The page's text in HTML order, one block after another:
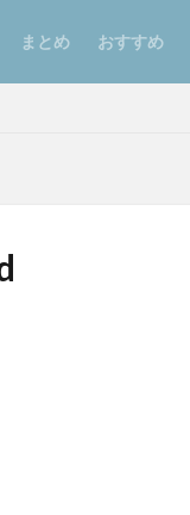
まとめ おすすめ